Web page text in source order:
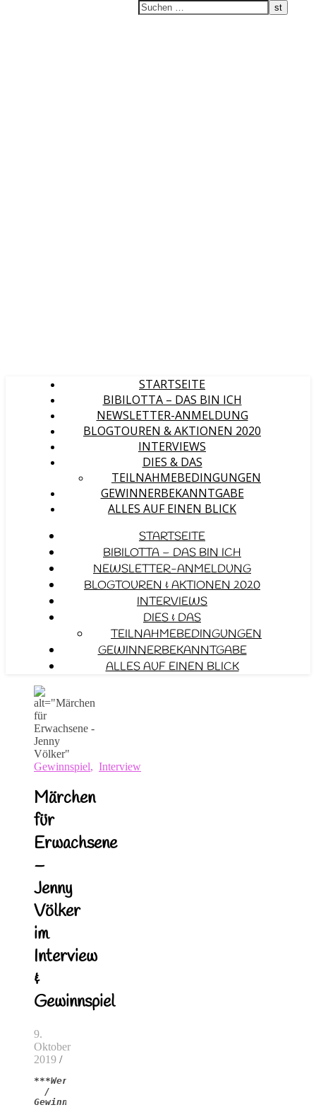
STARTSEITE
BIBILOTTA – DAS BIN ICH
NEWSLETTER-ANMELDUNG
BLOGTOUREN & AKTIONEN 2020
INTERVIEWS
DIES & DAS
TEILNAHMEBEDINGUNGEN
GEWINNERBEKANNTGABE
ALLES AUF EINEN BLICK
STARTSEITE
BIBILOTTA – DAS BIN ICH
NEWSLETTER-ANMELDUNG
BLOGTOUREN & AKTIONEN 2020
INTERVIEWS
DIES & DAS
TEILNAHMEBEDINGUNGEN
GEWINNERBEKANNTGABE
ALLES AUF EINEN BLICK
Gewinnspiel, Interview
Märchen
für
Erwachsene
–
Jenny
Völker
im
Interview
&
Gewinnspiel
9.
Oktober
2019 /
***Werbung
/
Gewinnspiel***